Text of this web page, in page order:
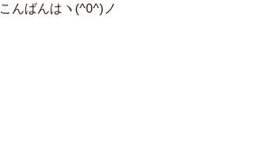
こんばんはヽ(^0^)ノ